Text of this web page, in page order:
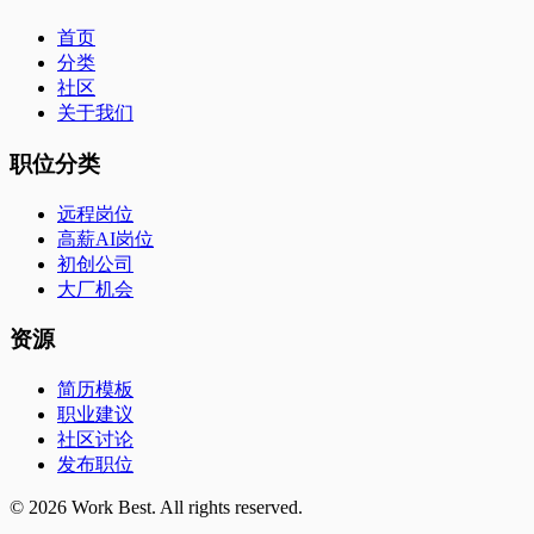
首页
分类
社区
关于我们
职位分类
远程岗位
高薪AI岗位
初创公司
大厂机会
资源
简历模板
职业建议
社区讨论
发布职位
© 2026 Work Best. All rights reserved.